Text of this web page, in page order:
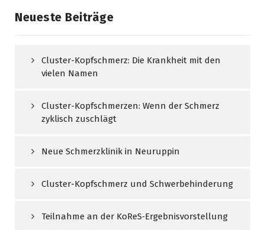
Neueste Beiträge
Cluster-Kopfschmerz: Die Krankheit mit den
vielen Namen
Cluster-Kopfschmerzen: Wenn der Schmerz
zyklisch zuschlägt
Neue Schmerzklinik in Neuruppin
Cluster-Kopfschmerz und Schwerbehinderung
Teilnahme an der KoReS‑Ergebnisvorstellung